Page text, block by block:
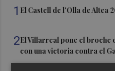
1 El Castell de l'Olla de Altea
2El Villarreal pone el
con una victoria contra el